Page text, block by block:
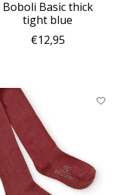
Boboli Basic thick
tight blue
€12,95